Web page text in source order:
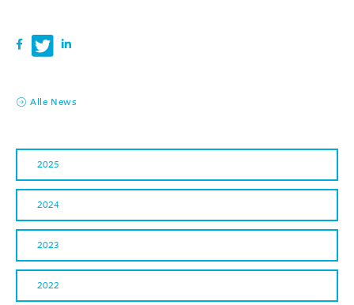
Alle News
2025
2024
2023
2022